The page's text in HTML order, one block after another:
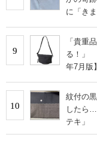
に「き
9
「貴重
る！」
年7月版】
10
紋付の
したら
テキ」